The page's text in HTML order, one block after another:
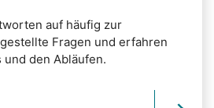
auf häufig zur
Fragen und erfahren
den Abläufen.